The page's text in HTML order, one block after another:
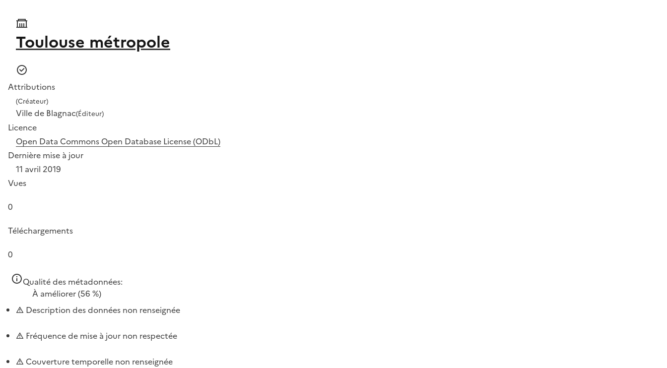
Toulouse métropole
Attributions
(Créateur)
Ville de Blagnac(Éditeur)
Licence
Open Data Commons Open Database License (ODbL)
Dernière mise à jour
11 avril 2019
Vues
0
Téléchargements
0
Qualité des métadonnées:
À améliorer(56 %)
Description des données non renseignée
Fréquence de mise à jour non respectée
Couverture temporelle non renseignée